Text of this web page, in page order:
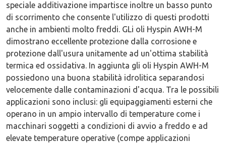
speciale additivazione impartisce inoltre un basso punto
di scorrimento che consente l'utilizzo di questi prodotti
anche in ambienti molto freddi. GLi oli Hyspin AWH-M
dimostrano eccellente protezione dalla corrosione e
protezione dall'usura unitamente ad un'ottima stabilità
termica ed ossidativa. In aggiunta gli oli Hyspin AWH-M
possiedono una buona stabilità idrolitica separandosi
velocemente dalle contaminazioni d'acqua. Tra le possibili
applicazioni sono inclusi: gli equipaggiamenti esterni che
operano in un ampio intervallo di temperature come i
macchinari soggetti a condizioni di avvio a freddo e ad
elevate temperature operative (compe applicazioni